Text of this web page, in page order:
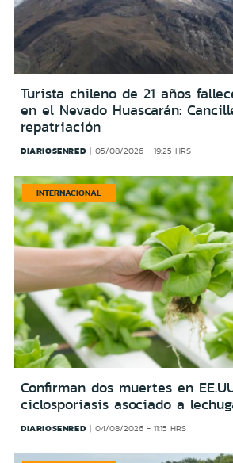
Turista chileno de 21 años
en el Nevado Huascarán:
repatriación
DIARIOSENRED 05/08/2026 - 19:25 HRS
INTERNACIONAL
Confirman dos muertes en
ciclosporiasis asociado a
DIARIOSENRED 04/08/2026 - 11:15 HRS